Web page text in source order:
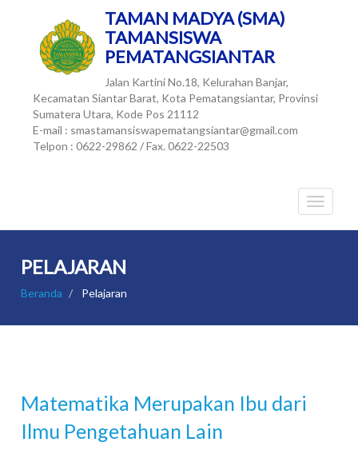
TAMAN MADYA (SMA)
TAMANSISWA
PEMATANGSIANTAR
Jalan Kartini No.18, Kelurahan Banjar,
Kecamatan Siantar Barat, Kota Pematangsiantar, Provinsi
Sumatera Utara, Kode Pos 21112
E-mail : smastamansiswapematangsiantar@gmail.com
Telpon : 0622-29862 / Fax. 0622-22503
PELAJARAN
Beranda Pelajaran
Matematika Merupakan Ibu dari
Ilmu Pengetahuan Lain